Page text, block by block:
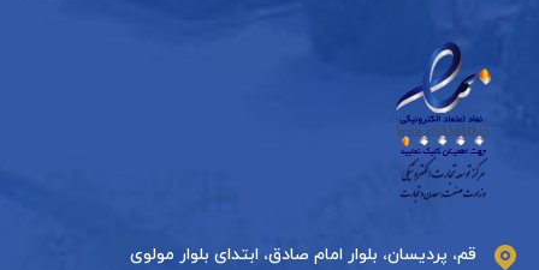
قم، پردیسان، بلوار امام صادق، ابتدای بلوار مولوی